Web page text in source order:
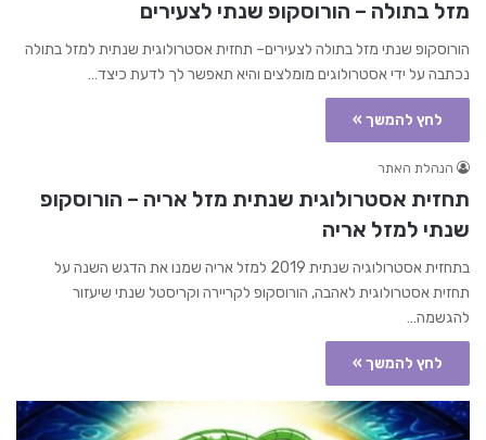
מזל בתולה – הורוסקופ שנתי לצעירים
הורוסקופ שנתי מזל בתולה לצעירים– תחזית אסטרולוגית שנתית למזל בתולה
נכתבה על ידי אסטרולוגים מומלצים והיא תאפשר לך לדעת כיצד…
לחץ להמשך »
הנהלת האתר
תחזית אסטרולוגית שנתית מזל אריה – הורוסקופ
שנתי למזל אריה
בתחזית אסטרולוגיה שנתית 2019 למזל אריה שמנו את הדגש השנה על
תחזית אסטרולוגית לאהבה, הורוסקופ לקריירה וקריסטל שנתי שיעזור
להגשמה…
לחץ להמשך »